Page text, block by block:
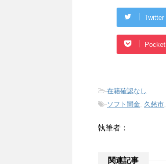
Twitter
Pocket
-在籍確認なし
-ソフト闇金, 久慈市,
執筆者：
関連記事